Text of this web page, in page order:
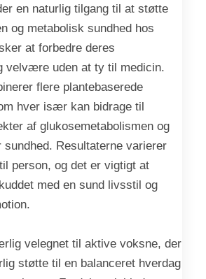
en naturlig tilgang til at støtte
og metabolisk sundhed hos
at forbedre deres
velvære uden at ty til medicin.
flere plantebaserede
hver især kan bidrage til
af glukosemetabolismen og
Resultaterne varierer
person, og det er vigtigt at
med en sund livsstil og
velegnet til aktive voksne, der
støtte til en balanceret hverdag